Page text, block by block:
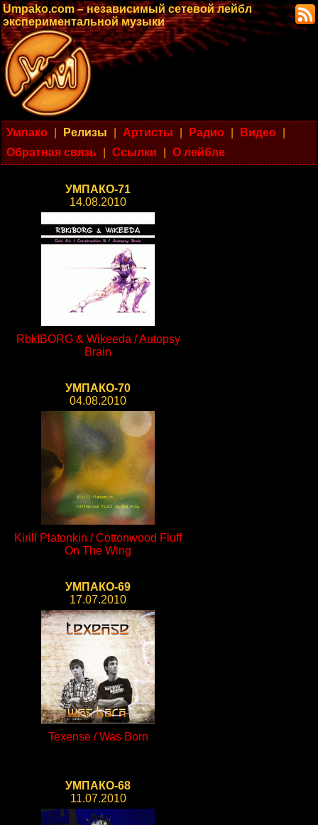
Umpako.com – независимый сетевой лейбл
экспериментальной музыки
Умпако Релизы Артисты Радио Видео
Обратная связь
Ссылки О лейбле
УМПАКО-71
14.08.2010
RbkIBORG & Wikeeda / Autopsy
Brain
УМПАКО-70
04.08.2010
Kirill Platonkin / Cottonwood Fluff
On The Wing
УМПАКО-69
17.07.2010
Texense / Was Born
УМПАКО-68
11.07.2010